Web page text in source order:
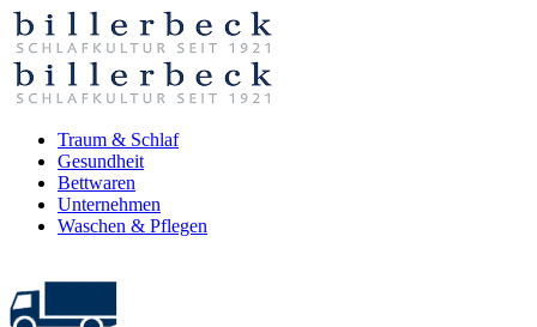
Traum & Schlaf
Gesundheit
Bettwaren
Unternehmen
Waschen & Pflegen